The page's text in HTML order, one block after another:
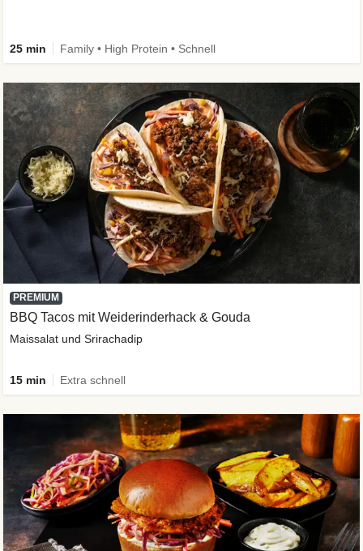
25 min Family • High Protein • Schnell
PREMIUM
BBQ Tacos mit Weiderinderhack & Gouda
Maissalat und Srirachadip
15 min Extra schnell